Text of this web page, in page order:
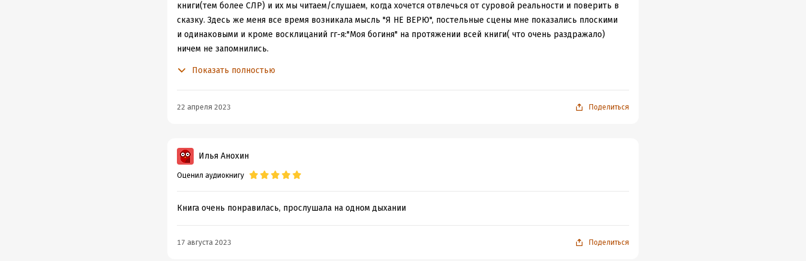
книги(тем более СЛР) и их мы читаем/слушаем, когда хочется отвлечься от суровой реальности и поверить в
сказку. Здесь же меня все время возникала мысль "Я НЕ ВЕРЮ", постельные сцены мне показались плоскими
и одинаковыми и кроме восклицаний гг-я:"Моя богиня" на протяжении всей книги( что очень раздражало)
ничем не запомнились.
Показать полностью
22 апреля 2023 Поделиться
Илья Анохин
Оценил аудиокнигу
Книга очень понравилась, прослушала на одном дыхании
17 августа 2023 Поделиться